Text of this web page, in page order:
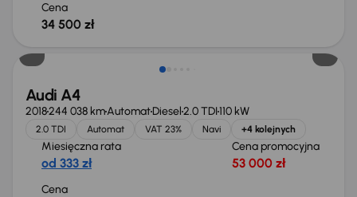
Cena
34 500 zł
Możliwość odliczenia VAT
Audi A4
2018244 038 kmAutomatDiesel2.0 TDI110 kW
2.0 TDI Automat VAT 23% Navi +4 kolejnych
Miesięczna rata
od 333 zł
Cena promocyjna
53 000 zł
Cena